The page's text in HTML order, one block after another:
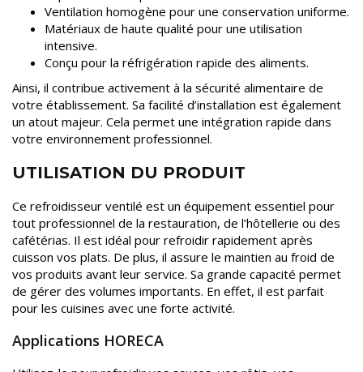
Ventilation homogène pour une conservation uniforme.
Matériaux de haute qualité pour une utilisation
intensive.
Conçu pour la réfrigération rapide des aliments.
Ainsi, il contribue activement à la sécurité alimentaire de
votre établissement. Sa facilité d’installation est également
un atout majeur. Cela permet une intégration rapide dans
votre environnement professionnel.
UTILISATION DU PRODUIT
Ce refroidisseur ventilé est un équipement essentiel pour
tout professionnel de la restauration, de l’hôtellerie ou des
cafétérias. Il est idéal pour refroidir rapidement après
cuisson vos plats. De plus, il assure le maintien au froid de
vos produits avant leur service. Sa grande capacité permet
de gérer des volumes importants. En effet, il est parfait
pour les cuisines avec une forte activité.
Applications HORECA